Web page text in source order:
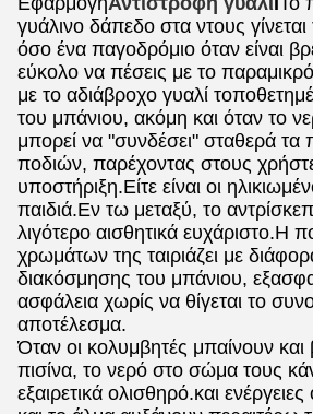
γυάλινο δάπεδο στα ντους
όσο ένα παγοδρόμιο όταν είναι
εύκολο να πέσεις με το
με το αδιάβροχο γυαλί
του μπάνιου, ακόμη και όταν το
μπορεί να "συνδέσει" σταθερά τα
ποδιών, παρέχοντας στους
υποστήριξη.Είτε είναι οι
παιδιά.Εν τω μεταξύ, το
λιγότερο αισθητικά ευχάριστο.Η
χρωμάτων της ταιριάζει με
διακόσμησης του μπάνιου,
ασφάλεια χωρίς να θίγεται το
αποτέλεσμα.
Όταν οι κολυμβητές μπαίνουν
πισίνα, το νερό στο σώμα τους
εξαιρετικά ολισθηρό.και